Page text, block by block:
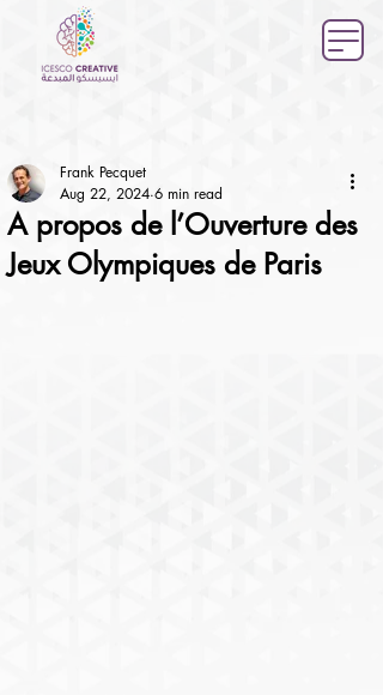
A propos de l’Ouverture des
Jeux Olympiques de Paris
Frank Pecquet
Aug 22, 2024 6 min read